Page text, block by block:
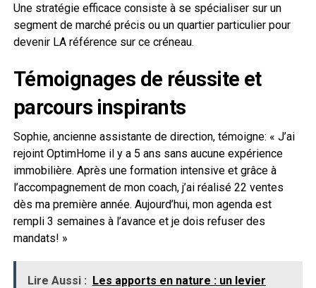
Une stratégie efficace consiste à se spécialiser sur un
segment de marché précis ou un quartier particulier pour
devenir LA référence sur ce créneau.
Témoignages de réussite et
parcours inspirants
Sophie, ancienne assistante de direction, témoigne: « J’ai
rejoint OptimHome il y a 5 ans sans aucune expérience
immobilière. Après une formation intensive et grâce à
l’accompagnement de mon coach, j’ai réalisé 22 ventes
dès ma première année. Aujourd’hui, mon agenda est
rempli 3 semaines à l’avance et je dois refuser des
mandats! »
Lire Aussi : Les apports en nature : un levier